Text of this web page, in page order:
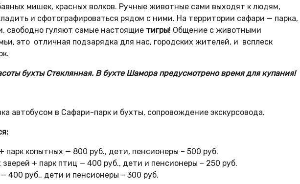
мишек, красных волков. Ручные животные сами выходят к людям,
и сфотографироваться рядом с ними. На территории сафари — парка,
свободно гуляют самые настоящие тигры! Общение с животными
это отличная подзарядка для нас, городских жителей, и всплеск
бухты Стеклянная. В бухте Шамора предусмотрено время для купания!
автобусом в Сафари-парк и бухты, сопровождение экскурсовода.
парк копытных — 800 руб., дети, пенсионеры – 500 руб.
+ парк птиц — 400 руб., дети и пенсионеры – 250 руб.
— 400 руб., дети и пенсионеры – 300 руб.